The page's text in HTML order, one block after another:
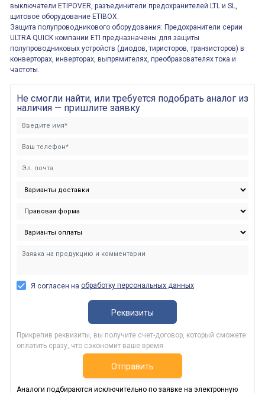
выключатели ETIPOVER, разъединители предохранителей LTL и SL,
щитовое оборудование ETIBOX.
Защита полупроводникового оборудования: Предохранители серии
ULTRA QUICK компании ETI предназначены для защиты
полупроводниковых устройств (диодов, тиристоров, транзисторов) в
конверторах, инверторах, выпрямителях, преобразователях тока и
частоты.
Не смогли найти, или требуется подобрать аналог из
наличия — пришлите заявку
Я согласен на обработку персональных данных
Реквизиты
Прикрепив реквизиты, вы получите счет-договор, который сможете
оплатить сразу, что сэкономит ваше время.
Отправить
Аналоги подбираются исключительно по заявке на электронную